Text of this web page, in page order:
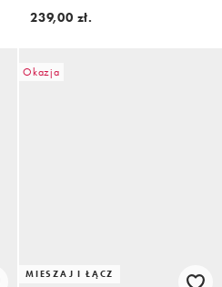
haftowanym wzorem, część
239,00 zł.
Okazja
MIESZAJ I ŁĄCZ